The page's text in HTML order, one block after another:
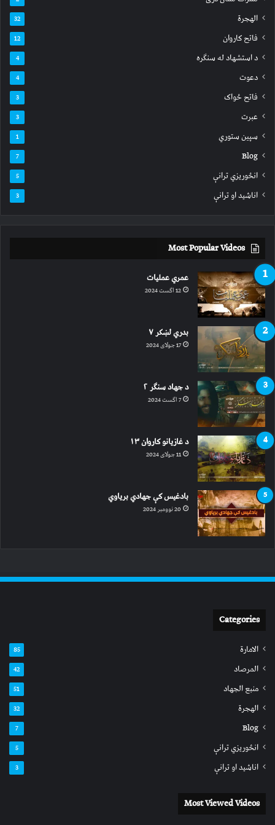
الهجرة 32
فاتح کاروان 12
د استشهاد له سنګره 4
دعوت 4
فاتح ځواک 3
عبرت 3
سپين ستوري 1
Blog
7
انځوریزي ترانې 5
اناشید او ترانې 3
Most Popular Videos
عمري عملیات
12 اگست 2024
بدري لښکر ۷
17 جولای 2024
د جهاد سنګر ۲
7 اگست 2024
د غازیانو کاروان ۱۳
11 جولای 2024
بادغیس کې جهادي بریاوي
20 نوومبر 2024
Categories
الامارة 85
المرصاد 42
منبع الجهاد 51
الهجرة 32
Blog
7
انځوریزي ترانې 5
اناشید او ترانې 3
Most Viewed Videos